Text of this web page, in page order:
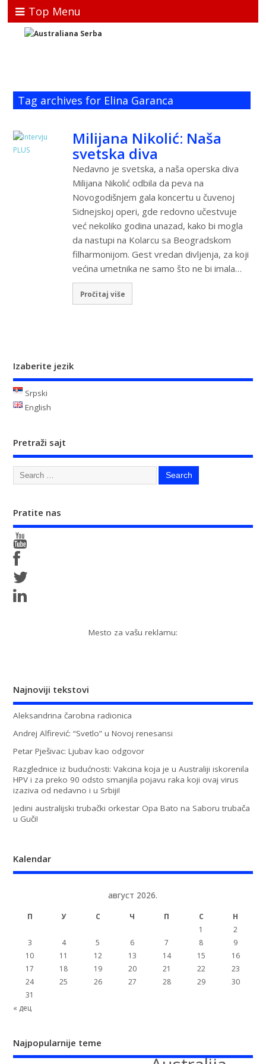
Top Menu
Tag archives for Elina Garanca
Milijana Nikolić: Naša
svetska diva
Nedavno je svetska, a naša operska diva
Milijana Nikolić odbila da peva na
Novogodišnjem gala koncertu u čuvenoj
Sidnejskoj operi, gde redovno učestvuje
već nekoliko godina unazad, kako bi mogla
da nastupi na Kolarcu sa Beogradskom
filharmonijom. Gest vredan divljenja, za koji
većina umetnika ne samo što ne bi imala…
Pročitaj više
Izaberite jezik
Srpski
English
Pretraži sajt
Pratite nas
Mesto za vašu reklamu:
Najnoviji tekstovi
Aleksandrina čarobna radionica
Andrej Alfirević: “Svetlo” u Novoj renesansi
Petar Pješivac: Ljubav kao odgovor
Razglednice iz budućnosti: Vakcina koja je u Australiji iskorenila
HPV i za preko 90 odsto smanjila pojavu raka koji ovaj virus
izaziva od nedavno i u Srbiji!
Jedini australijski trubački orkestar Opa Bato na Saboru trubača
u Guči!
Kalendar
август 2026.
П У С Ч П С
Н
1
2
3
4 5 6 7 8
9
10
11 12 13 14 15
16
17
18 19 20 21 22
23
24
25 26 27 28 29
30
31
« дец
Najpopularnije teme